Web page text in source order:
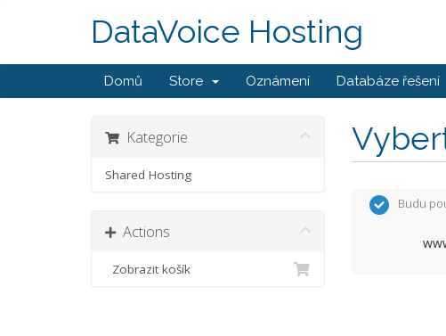
DataVoice Hosting
Domů Store Oznámení Databáze řešení
Kategorie
Shared Hosting
Actions
Zobrazit košík
Budu